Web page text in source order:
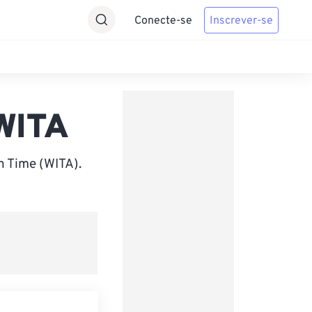
Conecte-se Inscrever-se
Time (WITA).